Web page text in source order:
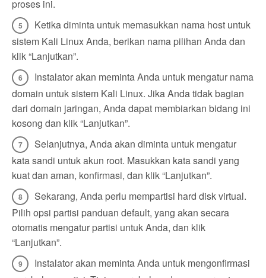
proses ini.
Ketika diminta untuk memasukkan nama host untuk
sistem Kali Linux Anda, berikan nama pilihan Anda dan
klik “Lanjutkan”.
Instalator akan meminta Anda untuk mengatur nama
domain untuk sistem Kali Linux. Jika Anda tidak bagian
dari domain jaringan, Anda dapat membiarkan bidang ini
kosong dan klik “Lanjutkan”.
Selanjutnya, Anda akan diminta untuk mengatur
kata sandi untuk akun root. Masukkan kata sandi yang
kuat dan aman, konfirmasi, dan klik “Lanjutkan”.
Sekarang, Anda perlu mempartisi hard disk virtual.
Pilih opsi partisi panduan default, yang akan secara
otomatis mengatur partisi untuk Anda, dan klik
“Lanjutkan”.
Instalator akan meminta Anda untuk mengonfirmasi